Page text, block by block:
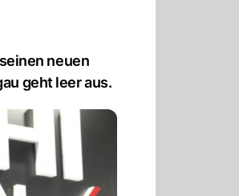
neuen
geht leer aus.